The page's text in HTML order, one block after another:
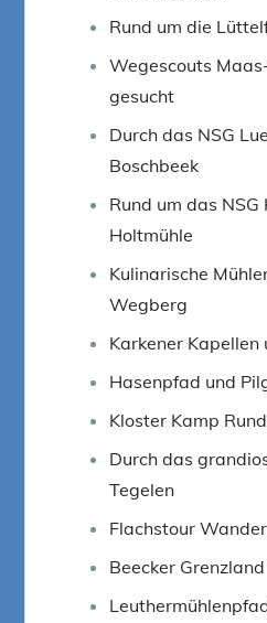
Rund um die
Wegescouts
gesucht
Durch das NSG
Boschbeek
Rund um das
Holtmühle
Kulinarische
Wegberg
Karkener Kapellen
Hasenpfad und
Kloster Kamp
Durch das
Tegelen
Flachstour
Beecker